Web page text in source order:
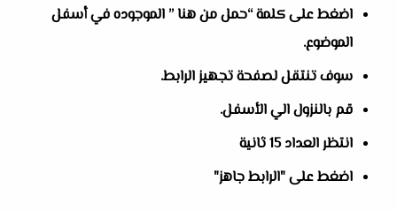
اضغط على كلمة “حمل من هنا ” الموجوده في أسفل
الموضوع.
سوف تنتقل لصفحة تجهيز الرابط.
قم بالنزول الي الأسفل.
انتظر العداد 15 ثانية
اضغط على "الرابط جاهز"